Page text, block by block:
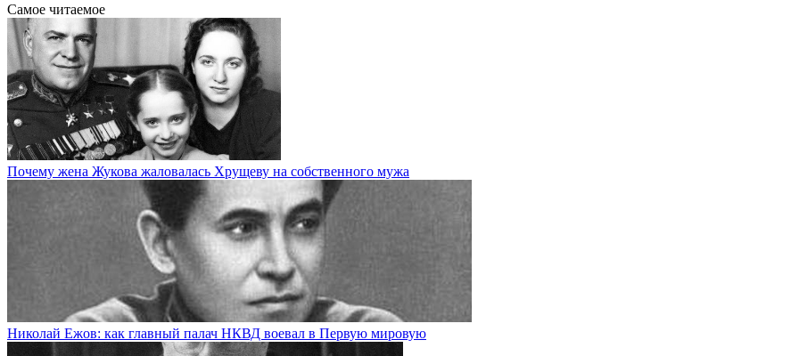
Самое читаемое
Почему жена Жукова жаловалась Хрущеву на собственного мужа
Николай Ежов: как главный палач НКВД воевал в Первую мировую